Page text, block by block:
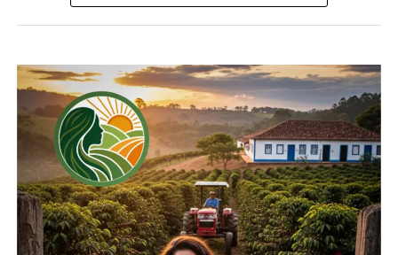
mercados.
“Atualmente estamos comercializando pimentão,
tomate cereja e saladete, batata inglesa, alfaces,
brócolis repolho, agrião milho em espiga e
temperos “, explicou. Além de vender junto à
cooperativa, o casal de agricultores fornece a
produção a frutarias, mercados e hotéis.
Quase todo o cultivo é trabalhado de forma